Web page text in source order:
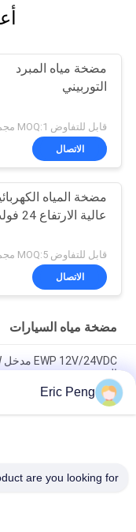
مضخة مياه المبرد
التوربيني
قابل للتفاوض MOQ:1 مجموعة
الاتصال
مضخة المياه
عالية الارتفاع 24 فولت DC
قابل للتفاوض MOQ:5 مجموعات
الاتصال
مضخة مياه السيارات
الهجينة.
الإلكترونية الهجينة
Eric Peng
are you looking for?